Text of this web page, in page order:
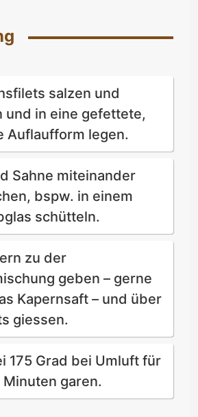
salzen und
und in eine gefettete,
Auflaufform legen.
Sahne miteinander
bspw. in einem
schütteln.
zu der
geben – gerne
Kapernsaft – und über
giessen.
175 Grad bei Umluft für
Minuten garen.